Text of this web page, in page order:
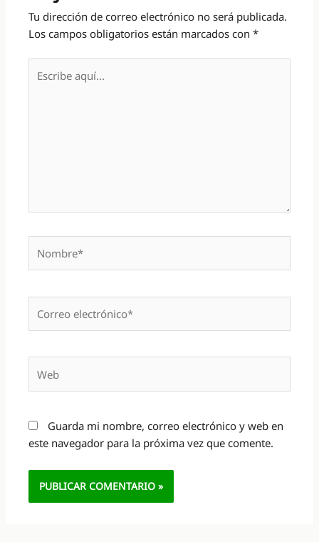
Tu dirección de correo electrónico no será publicada.
Los campos obligatorios están marcados con*
aquí...
electrónico*
Guarda mi nombre, correo electrónico y web en
este navegador para la próxima vez que comente.